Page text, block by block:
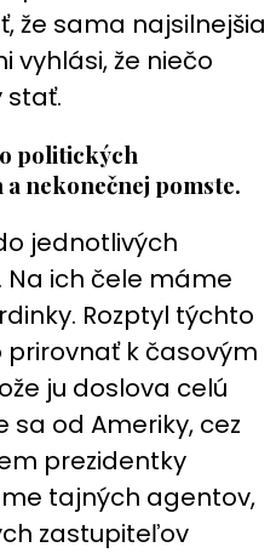
že sama najsilnejšia
vyhlási, že niečo
stať.
politických
nekonečnej pomste.
jednotlivých
ich čele máme
Rozptyl týchto
k časovým
ju doslova celú
od Ameriky, cez
prezidentky
tajných agentov,
zastupiteľov